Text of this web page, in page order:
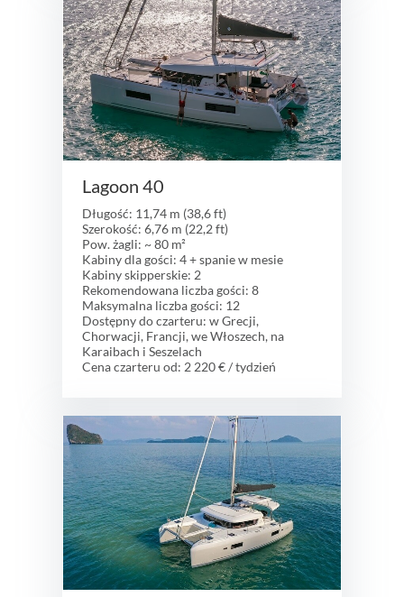
Lagoon 40
Długość: 11,74 m (38,6 ft)
Szerokość: 6,76 m (22,2 ft)
Pow. żagli: ~ 80 m²
Kabiny dla gości: 4 + spanie w mesie
Kabiny skipperskie: 2
Rekomendowana liczba gości: 8
Maksymalna liczba gości: 12
Dostępny do czarteru: w Grecji,
Chorwacji, Francji, we Włoszech, na
Karaibach i Seszelach
Cena czarteru od: 2 220 € / tydzień